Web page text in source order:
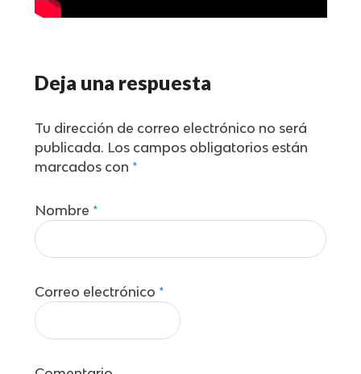
Deja una respuesta
Tu dirección de correo electrónico no será
publicada. Los campos obligatorios están
marcados con *
Nombre *
Correo electrónico *